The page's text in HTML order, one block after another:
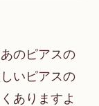
のピアスの
いピアスの
ありますよ